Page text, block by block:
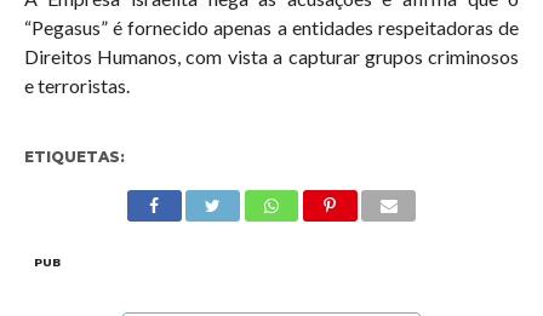
“Pegasus” é fornecido apenas a entidades respeitadoras de
Direitos Humanos, com vista a capturar grupos criminosos
e terroristas.
ETIQUETAS:
PUB